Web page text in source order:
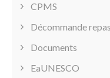
CPMS
Décommande
Documents
EaUNESCO